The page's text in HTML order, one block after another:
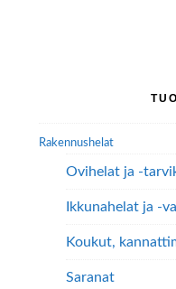
Rakennushelat
Ovihelat ja -
Ikkunahelat ja -
Koukut,
Saranat